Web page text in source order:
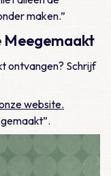
maken.”
Meegemaakt
ontvangen? Schrijf
website.